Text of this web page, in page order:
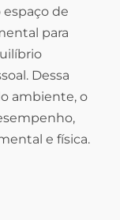
espaço de
para
Dessa
ambiente, o
e física.